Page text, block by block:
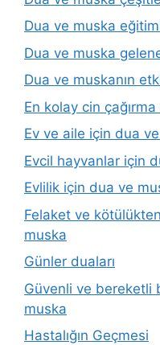
Dua ve muska
Dua ve muska
Dua ve muskanın
En kolay cin
Ev ve aile için dua
Evcil hayvanlar için
Evlilik için dua ve
Felaket ve
muska
Günler duaları
Güvenli ve bereketli
muska
Hastalığın Geçmesi